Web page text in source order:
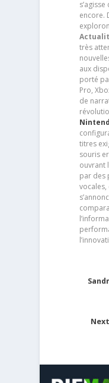
encore.
très
aux
porté
Pro,
de
titres
souris
ouvrant
par des
vocales,